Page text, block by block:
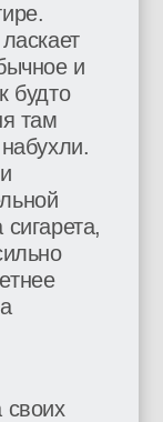
и
будто
там
своих